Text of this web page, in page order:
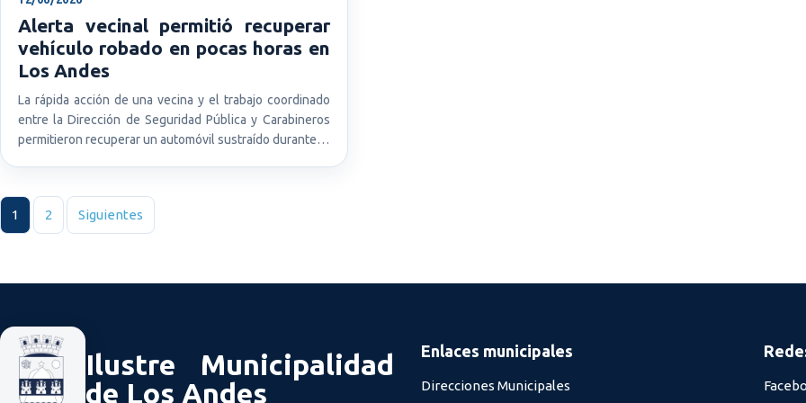
Alerta vecinal permitió recuperar
vehículo robado en pocas horas en
Los Andes
La rápida acción de una vecina y el trabajo coordinado
entre la Dirección de Seguridad Pública y Carabineros
permitieron recuperar un automóvil sustraído durante…
Paginación de entradas
1 2 Siguientes
Ilustre Municipalidad
de Los Andes
Enlaces municipales
Direcciones Municipales